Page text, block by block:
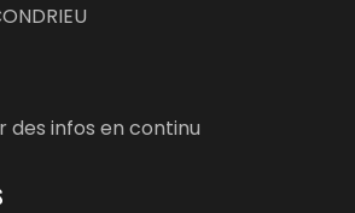
des infos en continu